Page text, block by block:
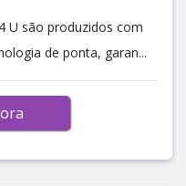
U são produzidos com
de ponta, garan...